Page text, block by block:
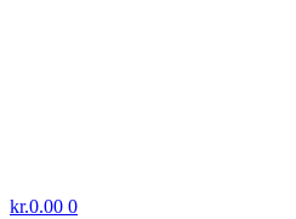
kr.0.00 0